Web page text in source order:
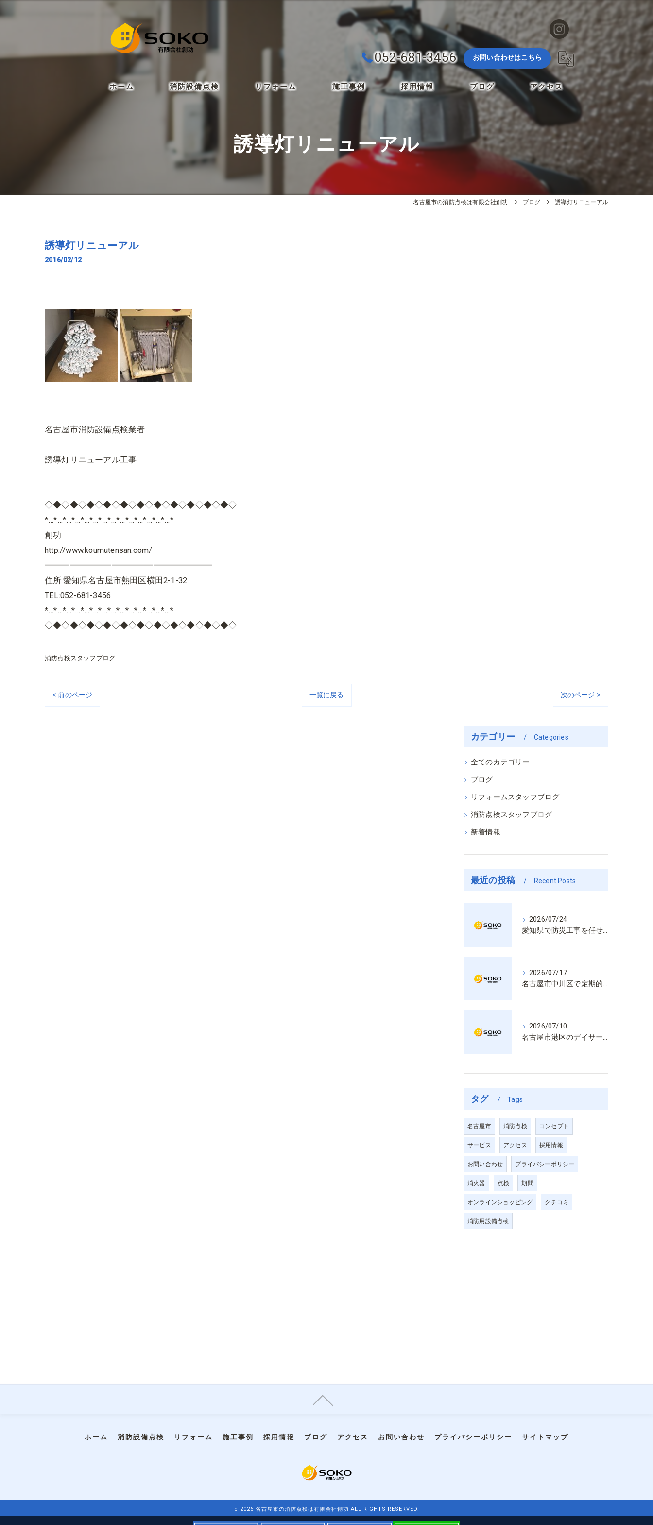
052-681-3456 お問い合わせはこちら
ホーム 消防設備点検 リフォーム 施工事例 採用情報 ブログ アクセス
誘導灯リニューアル
名古屋市の消防点検は有限会社創功 ブログ 誘導灯リニューアル
誘導灯リニューアル
2016/02/12
名古屋市消防設備点検業者
誘導灯リニューアル工事
◇◆◇◆◇◆◇◆◇◆◇◆◇◆◇◆◇◆◇◆◇◆◇
*…*…*…*…*…*…*…*…*…*…*…*…*…*…*
創功
http://www.koumutensan.com/
━━━━━━━━━━━━━━━━━━━━
住所:愛知県名古屋市熱田区横田2-1-32
TEL:052-681-3456
*…*…*…*…*…*…*…*…*…*…*…*…*…*…*
◇◆◇◆◇◆◇◆◇◆◇◆◇◆◇◆◇◆◇◆◇◆◇
消防点検スタッフブログ
< 前のページ 一覧に戻る 次のページ >
カテゴリー Categories
全てのカテゴリー
ブログ
リフォームスタッフブログ
消防点検スタッフブログ
新着情報
最近の投稿 Recent Posts
2026/07/24
愛知県で防災工事を任せるなら経験と技術で安心を提供する老舗業者
2026/07/17
名古屋市中川区で定期的な消防設備点検や整備はいざという時の命を守る安心管理
2026/07/10
名古屋市港区のデイサービス消防設備点検は消火器具や誘導灯も丁寧に作業を進めます
タグ Tags
名古屋市 消防点検 コンセプト
サービス アクセス 採用情報
お問い合わせ プライバシーポリシー
消火器 点検 期間
オンラインショッピング クチコミ
消防用設備点検
ホーム 消防設備点検 リフォーム 施工事例 採用情報 ブログ アクセス お問い合わせ プライバシーポリシー サイトマップ
c 2026 名古屋市の消防点検は有限会社創功 ALL RIGHTS RESERVED.